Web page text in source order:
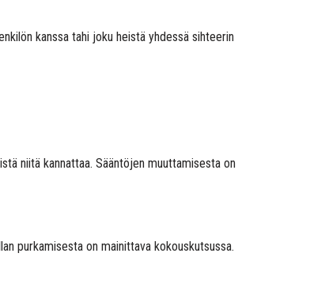
kanssa tahi joku heistä yhdessä sihteerin
niitä kannattaa. Sääntöjen muuttamisesta on
purkamisesta on mainittava kokouskutsussa.